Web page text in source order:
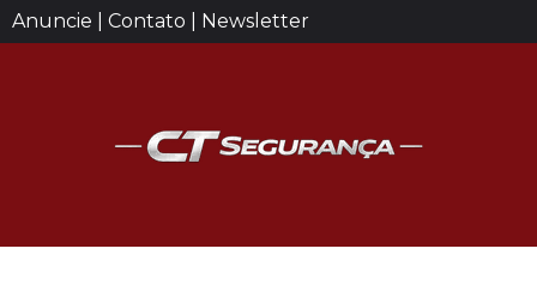
Anuncie | Contato | Newsletter